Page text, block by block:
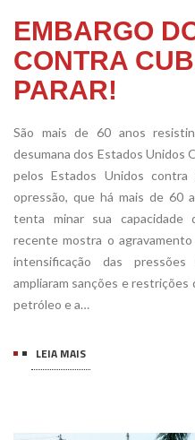
EMBARGO
CONTRA
PARAR!
São mais de 60 anos
desumana dos Estados Unidos
pelos Estados Unidos
opressão, que há mais de 60
tenta minar sua capacidade
recente mostra o
intensificação das
ampliaram sanções e restrições
petróleo e a…
LEIA MAIS